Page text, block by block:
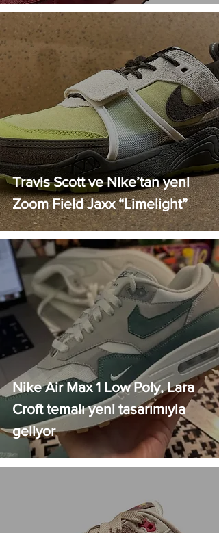
Travis Scott ve Nike’tan yeni
Zoom Field Jaxx “Limelight”
Nike Air Max 1 Low Poly, Lara
Croft temalı yeni tasarımıyla
geliyor